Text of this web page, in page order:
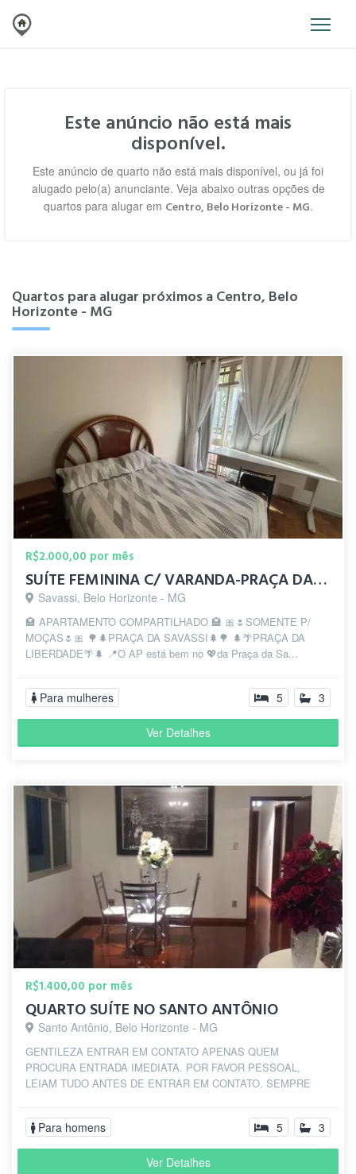
Este anúncio não está mais
disponível.
Este anúncio de quarto não está mais disponível, ou já foi
alugado pelo(a) anunciante. Veja abaixo outras opções de
quartos para alugar em Centro, Belo Horizonte - MG.
Quartos para alugar próximos a Centro, Belo
Horizonte - MG
R$2.000,00 por mês
SUÍTE FEMININA C/ VARANDA-PRAÇA DA SAVASSI-PRAÇA LIBERDADE
Savassi, Belo Horizonte - MG
🏩 APARTAMENTO COMPARTILHADO 🏩 🎀🌷SOMENTE P/
MOÇAS🌷🎀 🌳🌲PRAÇA DA SAVASSI🌲🌳 🌲🌴PRAÇA DA
LIBERDADE🌴🌲 📍O AP está bem no 💖da Praça da Sa...
Para mulheres 5 3
Ver Detalhes
R$1.400,00 por mês
QUARTO SUÍTE NO SANTO ANTÔNIO
Santo Antônio, Belo Horizonte - MG
GENTILEZA ENTRAR EM CONTATO APENAS QUEM
PROCURA ENTRADA IMEDIATA. POR FAVOR PESSOAL,
LEIAM TUDO ANTES DE ENTRAR EM CONTATO. SEMPRE
Para homens 5 3
Ver Detalhes